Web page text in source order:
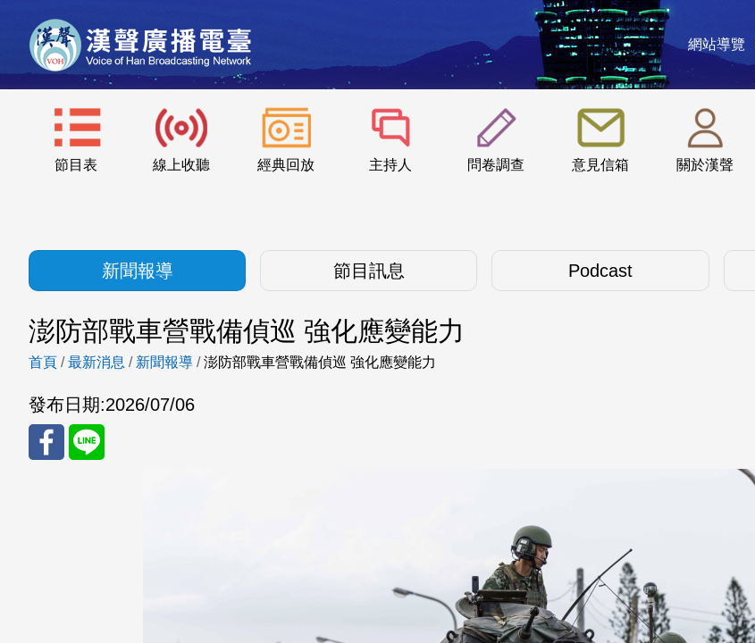
網站導覽
節目表 線上收聽 經典回放 主持人 問卷調查 意見信箱 關於漢聲
:::
新聞報導 節目訊息 Podcast
澎防部戰車營戰備偵巡 強化應變能力
首頁 /最新消息 / 新聞報導 /澎防部戰車營戰備偵巡 強化應變能力
發布日期:2026/07/06